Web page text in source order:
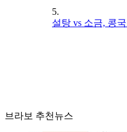
5.
설탕 vs 소금, 콩
브라보 추천뉴스